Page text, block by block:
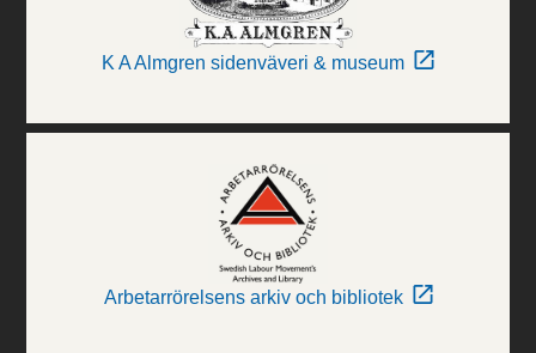
K A Almgren sidenväveri & museum
Arbetarrörelsens arkiv och bibliotek